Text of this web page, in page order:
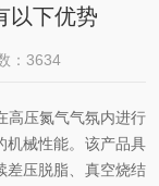
以下优势
：3634
压氮气气氛内进行
机械性能。该产品具
差压脱脂、真空烧结